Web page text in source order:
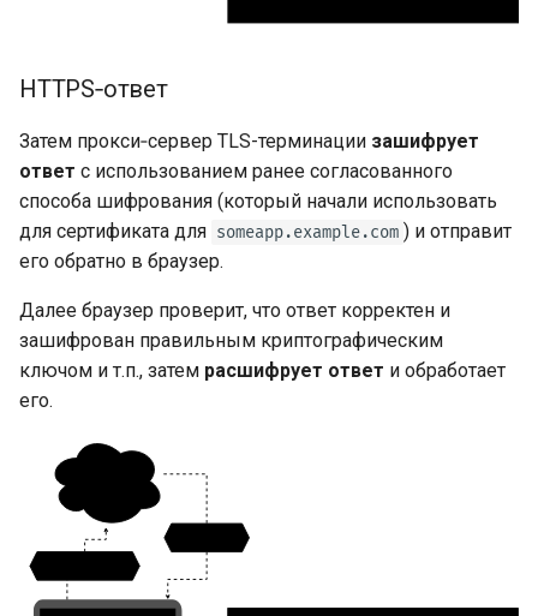
HTTPS‑ответ
Затем прокси‑сервер TLS-терминации зашифрует
ответ с использованием ранее согласованного
способа шифрования (который начали использовать
для сертификата для someapp.example.com ) и отправит
его обратно в браузер.
Далее браузер проверит, что ответ корректен и
зашифрован правильным криптографическим
ключом и т.п., затем расшифрует ответ и обработает
его.